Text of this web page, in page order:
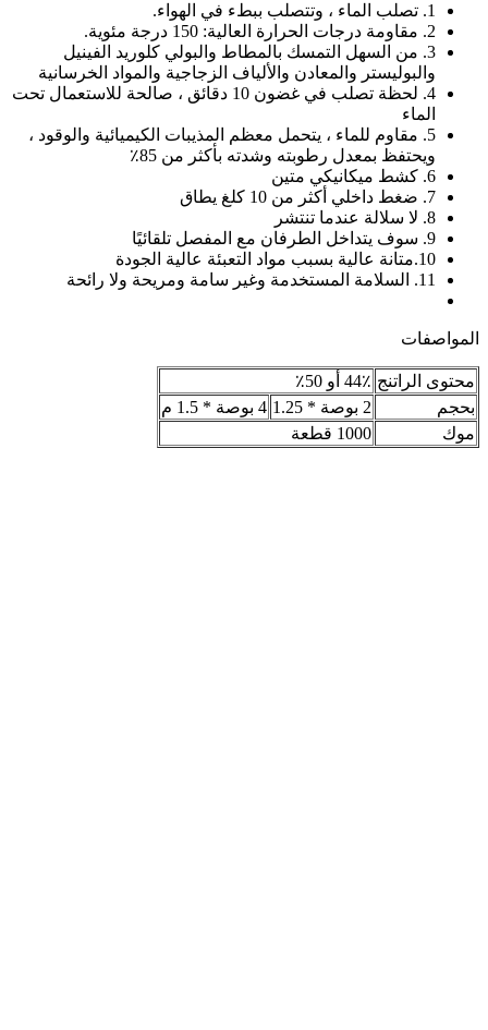
1. تصلب الماء ، وتتصلب ببطء في الهواء.
2. مقاومة درجات الحرارة العالية: 150 درجة مئوية.
3. من السهل التمسك بالمطاط والبولي كلوريد الفينيل
والبوليستر والمعادن والألياف الزجاجية والمواد الخرسانية
4. لحظة تصلب في غضون 10 دقائق ، صالحة للاستعمال تحت
الماء
5. مقاوم للماء ، يتحمل معظم المذيبات الكيميائية والوقود ،
ويحتفظ بمعدل رطوبته وشدته بأكثر من 85٪
6. كشط ميكانيكي متين
7. ضغط داخلي أكثر من 10 كلغ يطاق
8. لا سلالة عندما تنتشر
9. سوف يتداخل الطرفان مع المفصل تلقائيًا
10.متانة عالية بسبب مواد التعبئة عالية الجودة
11. السلامة المستخدمة وغير سامة ومريحة ولا رائحة
المواصفات
محتوى الراتنج 44٪ أو 50٪
بحجم
2 بوصة * 1.25
4 بوصة * 1.5 م
موك
1000 قطعة